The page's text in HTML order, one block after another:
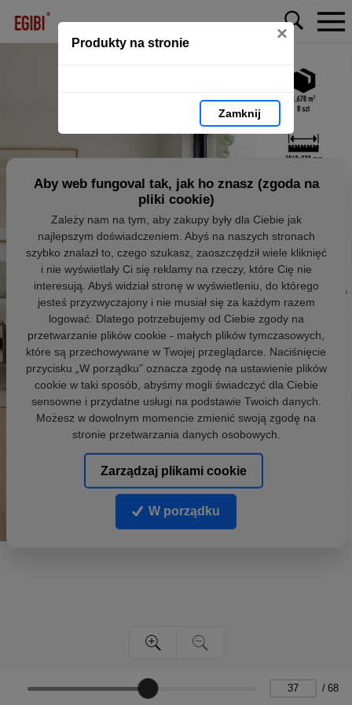
Produkty na stronie ×
Zamknij
/ 68
Aby web fungoval tak, jak ho znasz (zgoda na
pliki cookie)
Zależy nam na tym, aby zakupy były dla Ciebie jak
najlepszym doświadczeniem. Abyś na naszych stronach
szybko znalazł to, czego szukasz, zaoszczędził wiele kliknięć
i nie wyświetlały Ci się reklamy na rzeczy, które Cię nie
interesują. Abyś widział stronę w wyświetleniu, do którego
jesteś przyzwyczajony i nie musiał się za każdym razem
logować. Dlatego potrzebujemy od Ciebie zgody na
przetwarzanie plików cookie - małych plików tymczasowych,
które są przechowywane w Twojej przeglądarce. Naciśnięcie
przycisku „W porządku” oznacza zgodę na ustawienie plików
cookie w taki sposób, abyśmy mogli świadczyć dla Ciebie
sensowne i przydatne usługi na podstawie Twoich danych.
Możesz w dowolnym momencie zmienić swoją zgodę na
stronie przetwarzania danych osobowych.
Zarządzaj plikami cookie
W porządku